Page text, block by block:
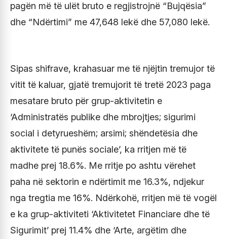
pagën më të ulët bruto e regjistrojnë “Bujqësia”
dhe “Ndërtimi” me 47,648 lekë dhe 57,080 lekë.
Sipas shifrave, krahasuar me të njëjtin tremujor të
vitit të kaluar, gjatë tremujorit të tretë 2023 paga
mesatare bruto për grup-aktivitetin e
‘Administratës publike dhe mbrojtjes; sigurimi
social i detyrueshëm; arsimi; shëndetësia dhe
aktivitete të punës sociale’, ka rritjen më të
madhe prej 18.6%. Me rritje po ashtu vërehet
paha në sektorin e ndërtimit me 16.3%, ndjekur
nga tregtia me 16%. Ndërkohë, rritjen më të vogël
e ka grup-aktiviteti ‘Aktivitetet Financiare dhe të
Sigurimit’ prej 11.4% dhe ‘Arte, argëtim dhe